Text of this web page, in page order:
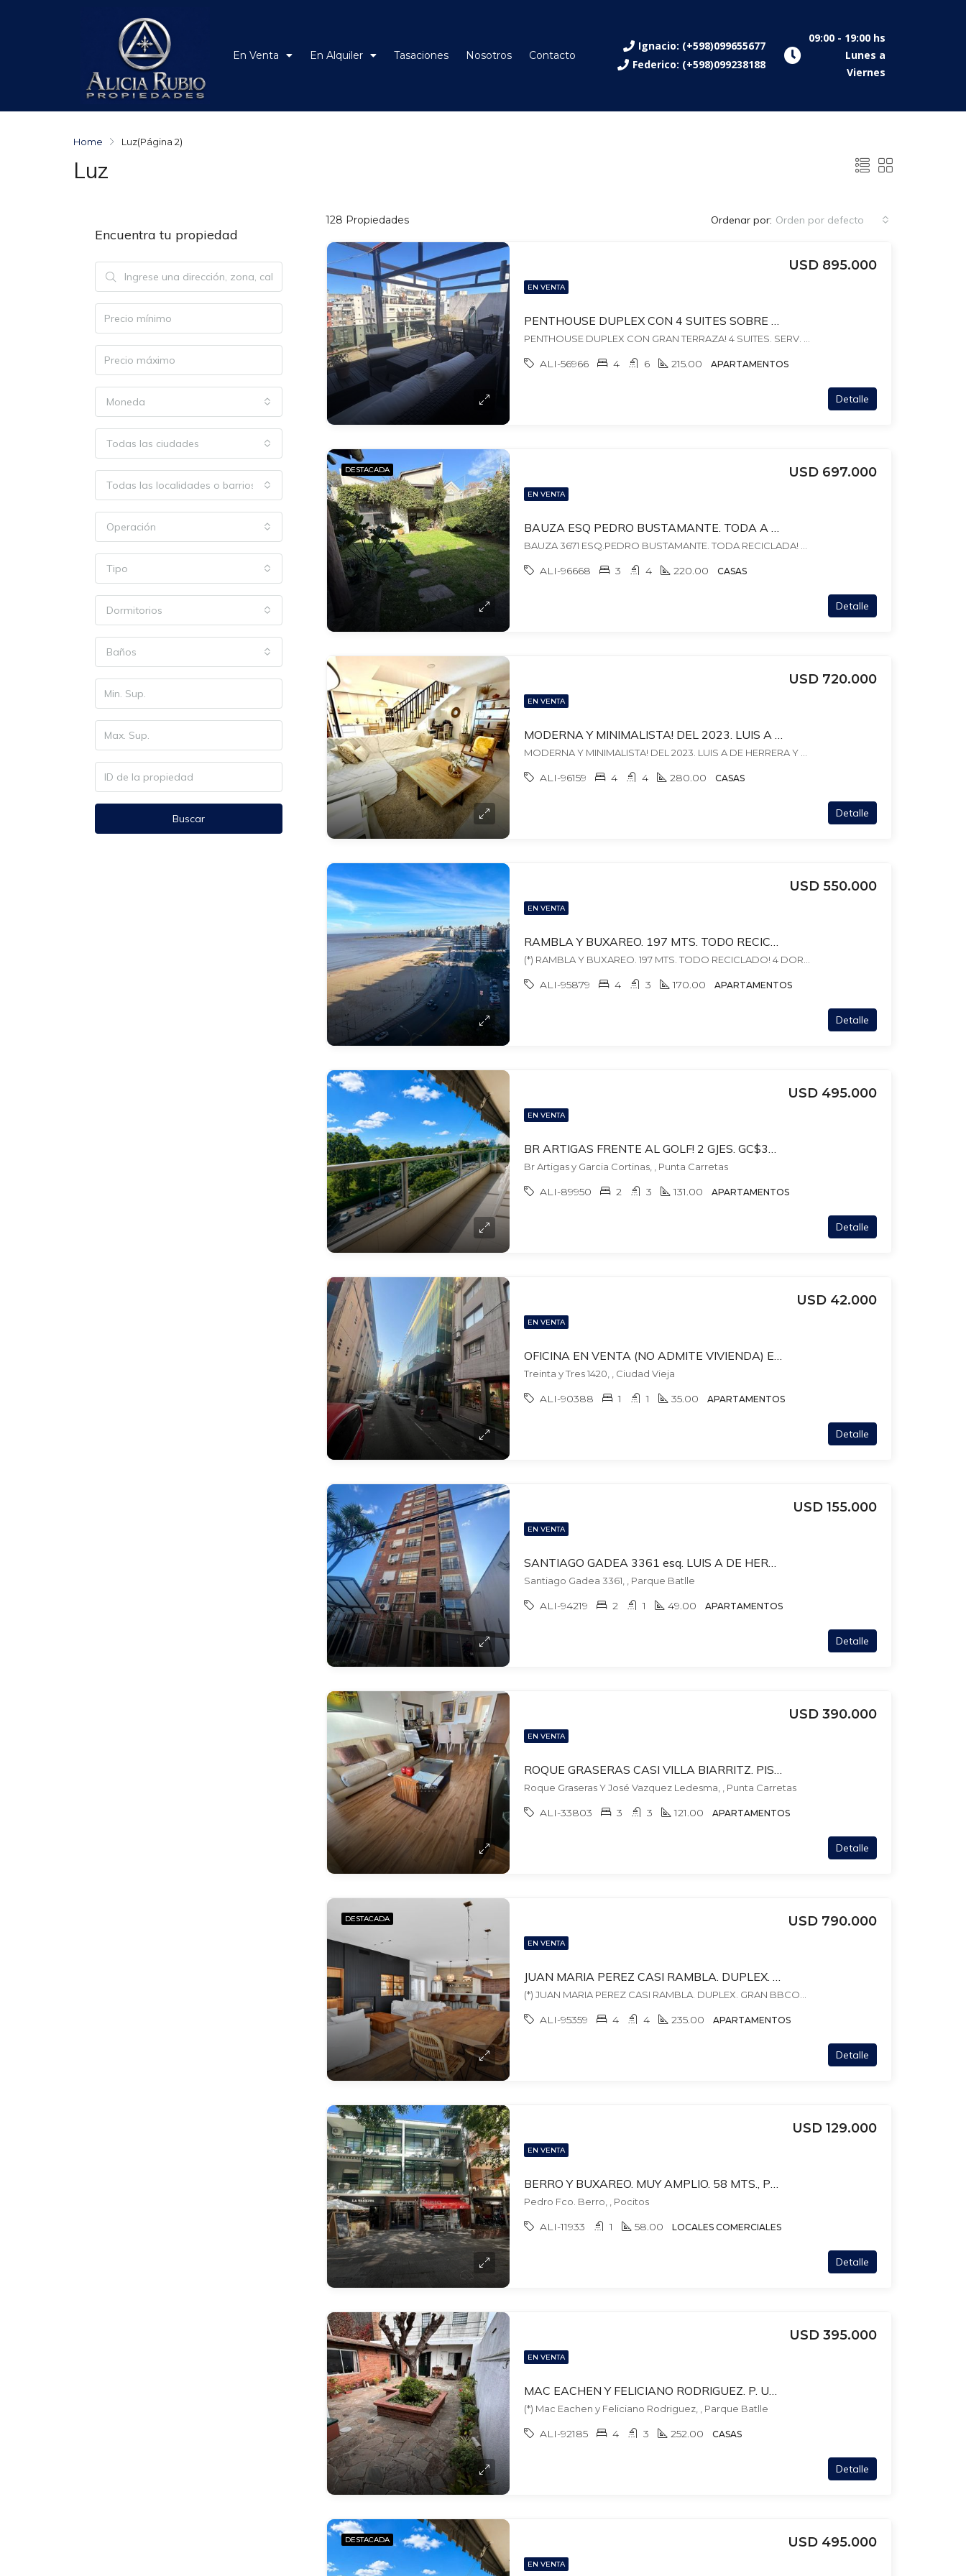
En Venta En Alquiler Tasaciones Nosotros Contacto
Ignacio: (+598)099655677
Federico: (+598)099238188
09:00 - 19:00 hs
Lunes a
Viernes
Home Luz(Página 2)
Luz
128 Propiedades Ordenar por: Orden por defecto
EN VENTA
USD 895.000
ALI-56966 4 6 215.00 APARTAMENTOS
Detalle
DESTACADA
EN VENTA
USD 697.000
ALI-96668 3 4 220.00 CASAS
Detalle
EN VENTA
USD 720.000
ALI-96159 4 4 280.00 CASAS
Detalle
EN VENTA
USD 550.000
ALI-95879 4 3 170.00 APARTAMENTOS
Detalle
EN VENTA
USD 495.000
Br Artigas y Garcia Cortinas, , Punta Carretas
ALI-89950 2 3 131.00 APARTAMENTOS
Detalle
EN VENTA
USD 42.000
Treinta y Tres 1420, , Ciudad Vieja
ALI-90388 1 1 35.00 APARTAMENTOS
Detalle
EN VENTA
USD 155.000
Santiago Gadea 3361, , Parque Batlle
ALI-94219 2 1 49.00 APARTAMENTOS
Detalle
EN VENTA
USD 390.000
Roque Graseras Y José Vazquez Ledesma, , Punta Carretas
ALI-33803 3 3 121.00 APARTAMENTOS
Detalle
DESTACADA
EN VENTA
USD 790.000
ALI-95359 4 4 235.00 APARTAMENTOS
Detalle
EN VENTA
USD 129.000
Pedro Fco. Berro, , Pocitos
ALI-11933 1 58.00 LOCALES COMERCIALES
Detalle
EN VENTA
USD 395.000
(*) Mac Eachen y Feliciano Rodriguez, , Parque Batlle
ALI-92185 4 3 252.00 CASAS
Detalle
DESTACADA
EN VENTA
USD 495.000
Encuentra tu propiedad
Moneda
Todas las ciudades
Todas las localidades o barrios
Operación
Tipo
Dormitorios
Baños
Buscar